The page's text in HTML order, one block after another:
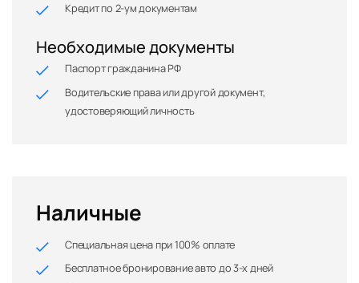
Кредит по 2-ум документам
Необходимые документы
Паспорт гражданина РФ
Водительские права или другой документ,
удостоверяющий личность
Наличные
Специальная цена при 100% оплате
Бесплатное бронирование авто до 3-х дней